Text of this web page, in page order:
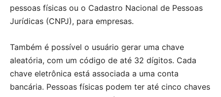
pessoas físicas ou o Cadastro Nacional de Pessoas
Jurídicas (CNPJ), para empresas.
Também é possível o usuário gerar uma chave
aleatória, com um código de até 32 dígitos. Cada
chave eletrônica está associada a uma conta
bancária. Pessoas físicas podem ter até cinco chaves